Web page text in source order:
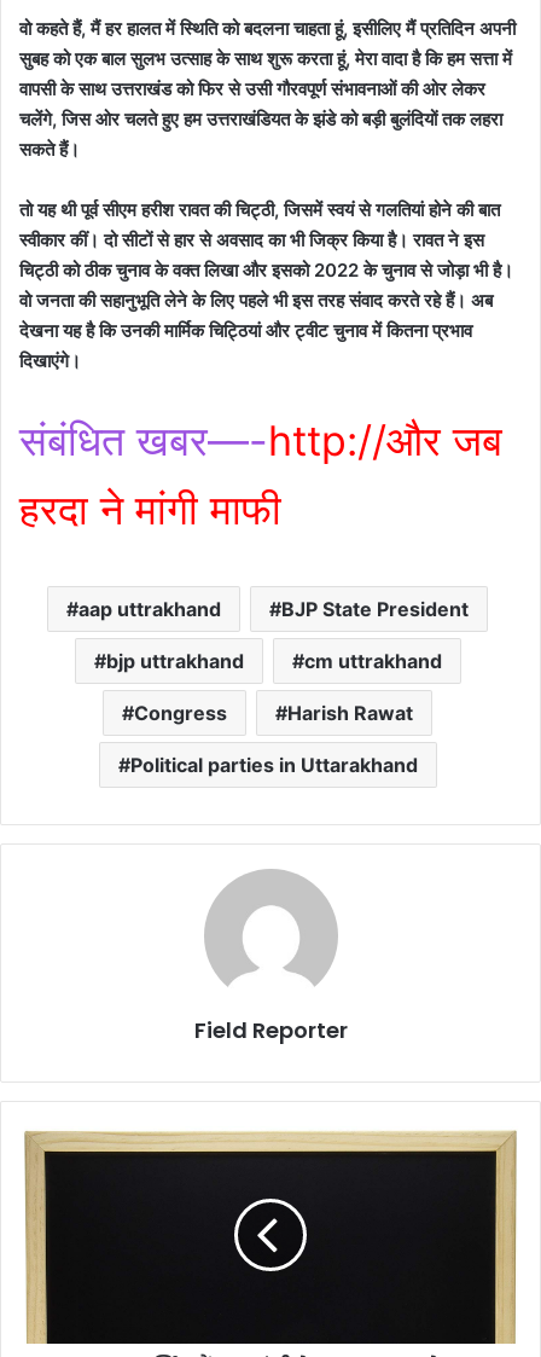
वो कहते हैं,मैं हर हालत में स्थिति को बदलना चाहता हूं,इसीलिए मैं प्रतिदिन अपनी
सुबह को एक बाल सुलभ उत्साह के साथ शुरू करता हूं,मेरा वादा है कि हम सत्ता में
वापसी के साथ उत्तराखंड को फिर से उसी गौरवपूर्ण संभावनाओं की ओर लेकर
चलेंगे,जिस ओर चलते हुए हम उत्तराखंडियत के झंडे को बड़ी बुलंदियों तक लहरा
सकते हैं।
तो यह थी पूर्व सीएम हरीश रावत की चिट्ठी, जिसमें स्वयं से गलतियां होने की बात
स्वीकार कीं। दो सीटों से हार से अवसाद का भी जिक्र किया है। रावत ने इस
चिट्ठी को ठीक चुनाव के वक्त लिखा और इसको 2022 के चुनाव से जोड़ा भी है।
वो जनता की सहानुभूति लेने के लिए पहले भी इस तरह संवाद करते रहे हैं। अब
देखना यह है कि उनकी मार्मिक चिट्ठियां और ट्वीट चुनाव में कितना प्रभाव
दिखाएंगे।
संबंधित खबर—-http://और जब
हरदा ने मांगी माफी
aap uttrakhand BJP State President
bjp uttrakhand cm uttrakhand
Congress Harish Rawat
Political parties in Uttarakhand
Field Reporter
हम
शर्मिंदा
एक
‘लफ्ज’
से